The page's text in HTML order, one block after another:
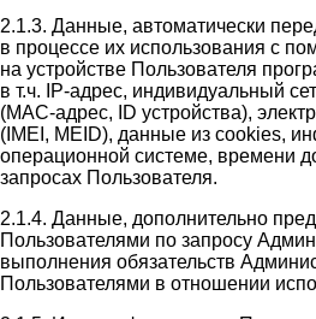
2.1.3. Данные, автоматически
в процессе их использования с
на устройстве Пользователя
в т.ч. IP-адрес, индивидуальный
(MAC-адрес, ID устройства),
(IMEI, MEID), данные из cookies,
операционной системе, времени
запросах Пользователя.
2.1.4. Данные, дополнительно
Пользователями по запросу
выполнения обязательств
Пользователями в отношении